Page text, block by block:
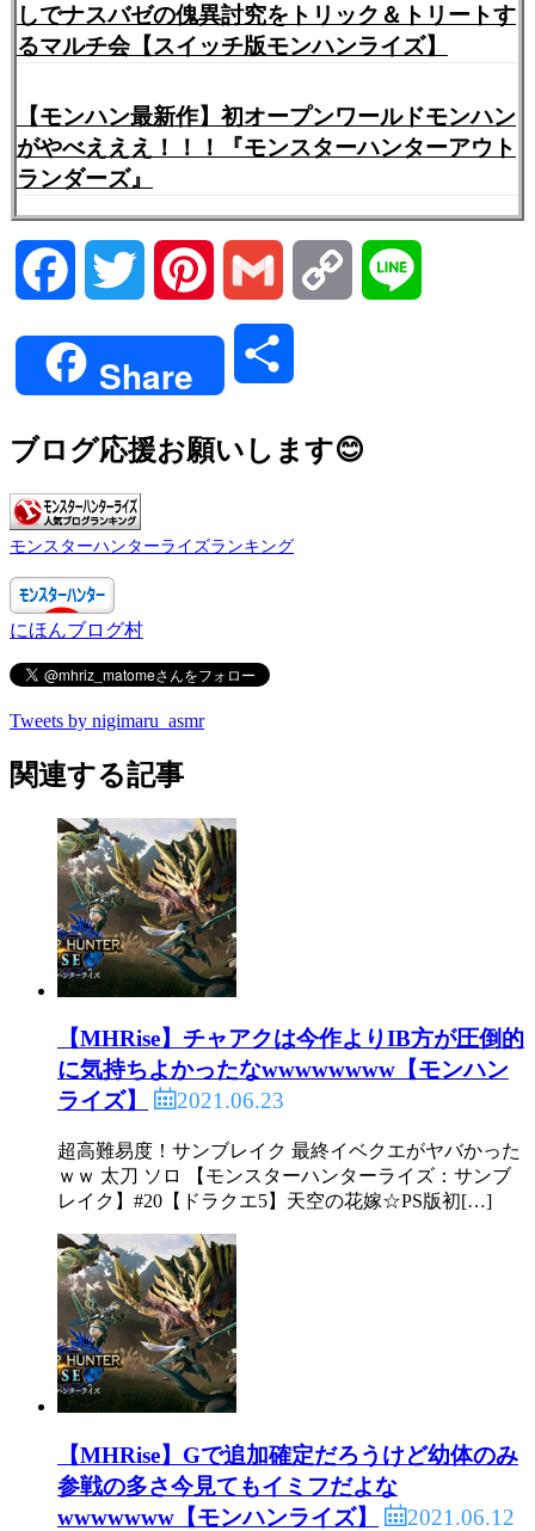
しでナスバゼの傀異討究をトリック＆トリートす
るマルチ会【スイッチ版モンハンライズ】
【モンハン最新作】初オープンワールドモンハン
がやべえええ！！！『モンスターハンターアウト
ランダーズ』
Facebook Twitter Pinterest Gmail Copy
Share
ブログ応援お願いします😊
モンスターハンターライズランキング
にほんブログ村
Tweets by nigimaru_asmr
関連する記事
【MHRise】チャアクは今作よりIB方が圧倒的
に気持ちよかったなwwwwwwww【モンハン
ライズ】
2021.06.23
超高難易度！サンブレイク 最終イベクエがヤバかった
ｗｗ 太刀 ソロ 【モンスターハンターライズ：サンブ
レイク】#20【ドラクエ5】天空の花嫁☆PS版初[…]
【MHRise】Gで追加確定だろうけど幼体のみ
参戦の多さ今見てもイミフだよな
wwwwwww【モンハンライズ】
2021.06.12